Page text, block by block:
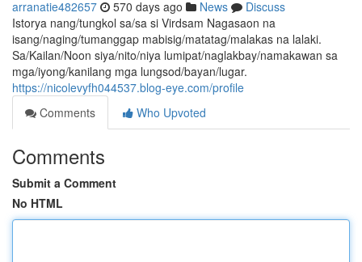
arranatie482657 570 days ago News
Discuss
Istorya nang/tungkol sa/sa si Virdsam Nagasaon na
isang/naging/tumanggap mabisig/matatag/malakas na lalaki.
Sa/Kailan/Noon siya/nito/niya lumipat/naglakbay/namakawan sa
mga/iyong/kanilang mga lungsod/bayan/lugar.
https://nicolevyfh044537.blog-eye.com/profile
Comments
Who Upvoted
Comments
Submit a Comment
No HTML